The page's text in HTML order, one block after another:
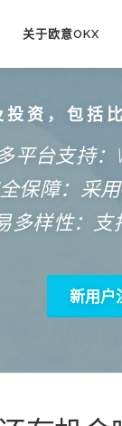
关于欧意OKX
资，包括
平台支持
全保障：采
多样性：
新用户